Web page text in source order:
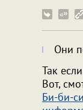
Они
Так
Вот,
Би-би-